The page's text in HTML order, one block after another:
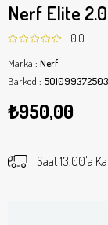
Nerf Elite
0.0
Marka : Nerf
Barkod :
₺950,00
Saat 13.00'a